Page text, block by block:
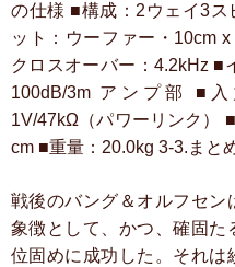
の仕様 ■構成：2ウェイ3ス
ット：ウーファー・10cm
クロスオーバー：4.2kHz ■
100dB/3m アンプ部
■入
1V/47kΩ（パワーリンク）
cm ■重量：20.0kg 3-3.まと
戦後のバング＆オルフセン
象徴として、かつ、確固た
位固めに成功した。それは